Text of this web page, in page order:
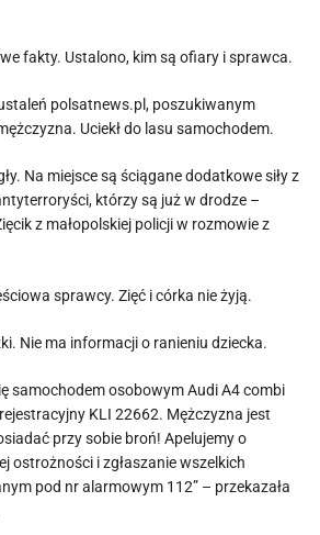
fakty. Ustalono, kim są ofiary i sprawca.
polsatnews.pl, poszukiwanym
Uciekł do lasu samochodem.
Na miejsce są ściągane dodatkowe siły z
którzy są już w drodze –
z małopolskiej policji w rozmowie z
sprawcy. Zięć i córka nie żyją.
Nie ma informacji o ranieniu dziecka.
samochodem osobowym Audi A4 combi
KLI 22662. Mężczyzna jest
przy sobie broń! Apelujemy o
ostrożności i zgłaszanie wszelkich
pod nr alarmowym 112” – przekazała